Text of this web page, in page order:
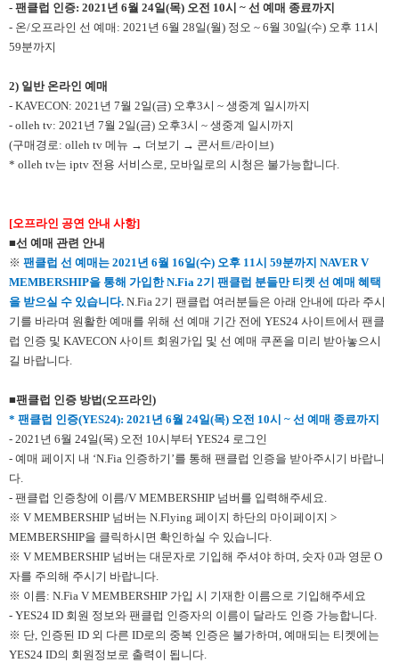
- 팬클럽 인증: 2021년 6월 24일(목) 오전 10시 ~ 선 예매 종료까지
- 온/오프라인 선 예매: 2021년 6월 28일(월) 정오 ~ 6월 30일(수) 오후 11시
59분까지
2) 일반 온라인 예매
- KAVECON: 2021년 7월 2일(금) 오후3시 ~ 생중계 일시까지
- olleh tv: 2021년 7월 2일(금) 오후3시 ~ 생중계 일시까지
(구매경로: olleh tv 메뉴 → 더보기 → 콘서트/라이브)
* olleh tv는 iptv 전용 서비스로, 모바일로의 시청은 불가능합니다.
[오프라인 공연 안내 사항]
■선 예매 관련 안내
※ 팬클럽 선 예매는 2021년 6월 16일(수) 오후 11시 59분까지 NAVER V
MEMBERSHIP을 통해 가입한 N.Fia 2기 팬클럽 분들만 티켓 선 예매 혜택
을 받으실 수 있습니다. N.Fia 2기 팬클럽 여러분들은 아래 안내에 따라 주시
기를 바라며 원활한 예매를 위해 선 예매 기간 전에 YES24 사이트에서 팬클
럽 인증 및 KAVECON 사이트 회원가입 및 선 예매 쿠폰을 미리 받아놓으시
길 바랍니다.
■팬클럽 인증 방법(오프라인)
* 팬클럽 인증(YES24): 2021년 6월 24일(목) 오전 10시 ~ 선 예매 종료까지
- 2021년 6월 24일(목) 오전 10시부터 YES24 로그인
- 예매 페이지 내 ‘N.Fia 인증하기’를 통해 팬클럽 인증을 받아주시기 바랍니
다.
- 팬클럽 인증창에 이름/V MEMBERSHIP 넘버를 입력해주세요.
※ V MEMBERSHIP 넘버는 N.Flying 페이지 하단의 마이페이지 >
MEMBERSHIP을 클릭하시면 확인하실 수 있습니다.
※ V MEMBERSHIP 넘버는 대문자로 기입해 주셔야 하며, 숫자 0과 영문 O
자를 주의해 주시기 바랍니다.
※ 이름: N.Fia V MEMBERSHIP 가입 시 기재한 이름으로 기입해주세요
- YES24 ID 회원 정보와 팬클럽 인증자의 이름이 달라도 인증 가능합니다.
※ 단, 인증된 ID 외 다른 ID로의 중복 인증은 불가하며, 예매되는 티켓에는
YES24 ID의 회원정보로 출력이 됩니다.